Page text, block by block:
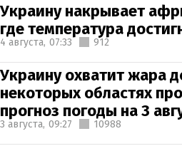
Украину накрывает
где температура
4 августа, 07:33 912
Украину охватит жара
некоторых областях
прогноз погоды на 3
3 августа, 09:27 10988